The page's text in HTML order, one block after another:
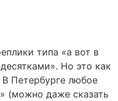
типа «а вот в
Но это как
В Петербурге любое
(можно даже сказать